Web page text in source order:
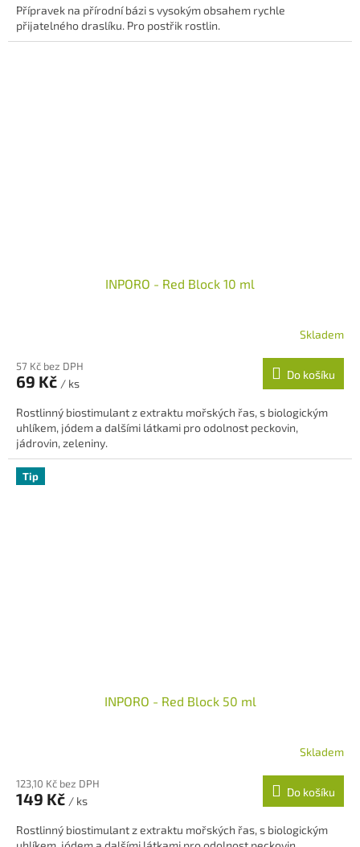
Přípravek na přírodní bázi s vysokým obsahem rychle
přijatelného draslíku. Pro postřik rostlin.
INPORO - Red Block 10 ml
Skladem
57 Kč bez DPH
69 Kč / ks
Do košíku
Rostlinný biostimulant z extraktu mořských řas, s biologickým
uhlíkem, jódem a dalšími látkami pro odolnost peckovin,
jádrovin, zeleniny.
Tip
INPORO - Red Block 50 ml
Skladem
123,10 Kč bez DPH
149 Kč / ks
Do košíku
Rostlinný biostimulant z extraktu mořských řas, s biologickým